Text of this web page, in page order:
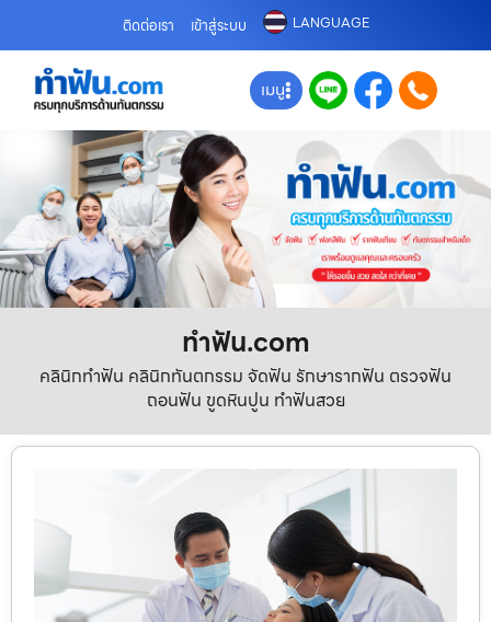
ติดต่อเรา เข้าสู่ระบบ LANGUAGE
เมนู
ทําฟัน.com
คลินิกทำฟัน คลินิกทันตกรรม จัดฟัน รักษารากฟัน ตรวจฟัน
ถอนฟัน ขูดหินปูน ทำฟันสวย